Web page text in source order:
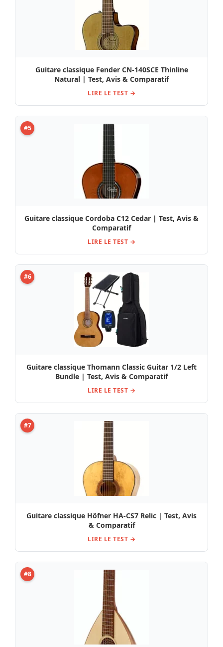
Guitare classique Fender CN-140SCE Thinline
Natural | Test, Avis & Comparatif
LIRE LE TEST →
#5
Guitare classique Cordoba C12 Cedar | Test, Avis &
Comparatif
LIRE LE TEST →
#6
Guitare classique Thomann Classic Guitar 1/2 Left
Bundle | Test, Avis & Comparatif
LIRE LE TEST →
#7
Guitare classique Höfner HA-CS7 Relic | Test, Avis
& Comparatif
LIRE LE TEST →
#8